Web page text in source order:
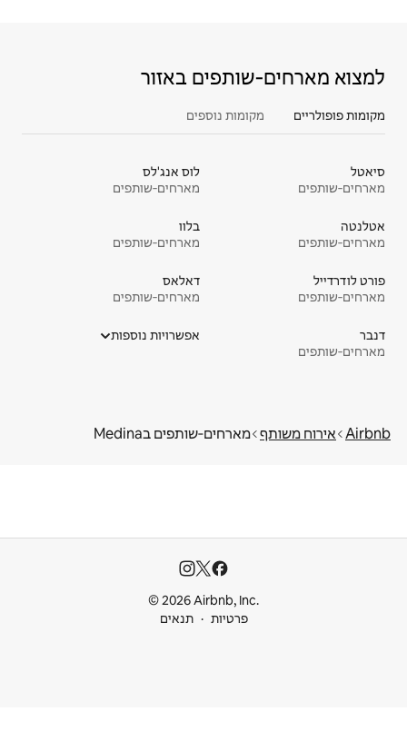
למצוא מארחים‑שותפים באזור
מקומות פופולריים מקומות נוספים
סיאטל
מארחים‑שותפים
לוס אנג'לס
מארחים‑שותפים
אטלנטה
מארחים‑שותפים
בלוו
מארחים‑שותפים
פורט לודרדייל
מארחים‑שותפים
דאלאס
מארחים‑שותפים
דנבר
מארחים‑שותפים
אפשרויות נוספות
Airbnb אירוח משותף מארחים‑שותפים בMedina
© 2026 Airbnb, Inc.
פרטיות
תנאים